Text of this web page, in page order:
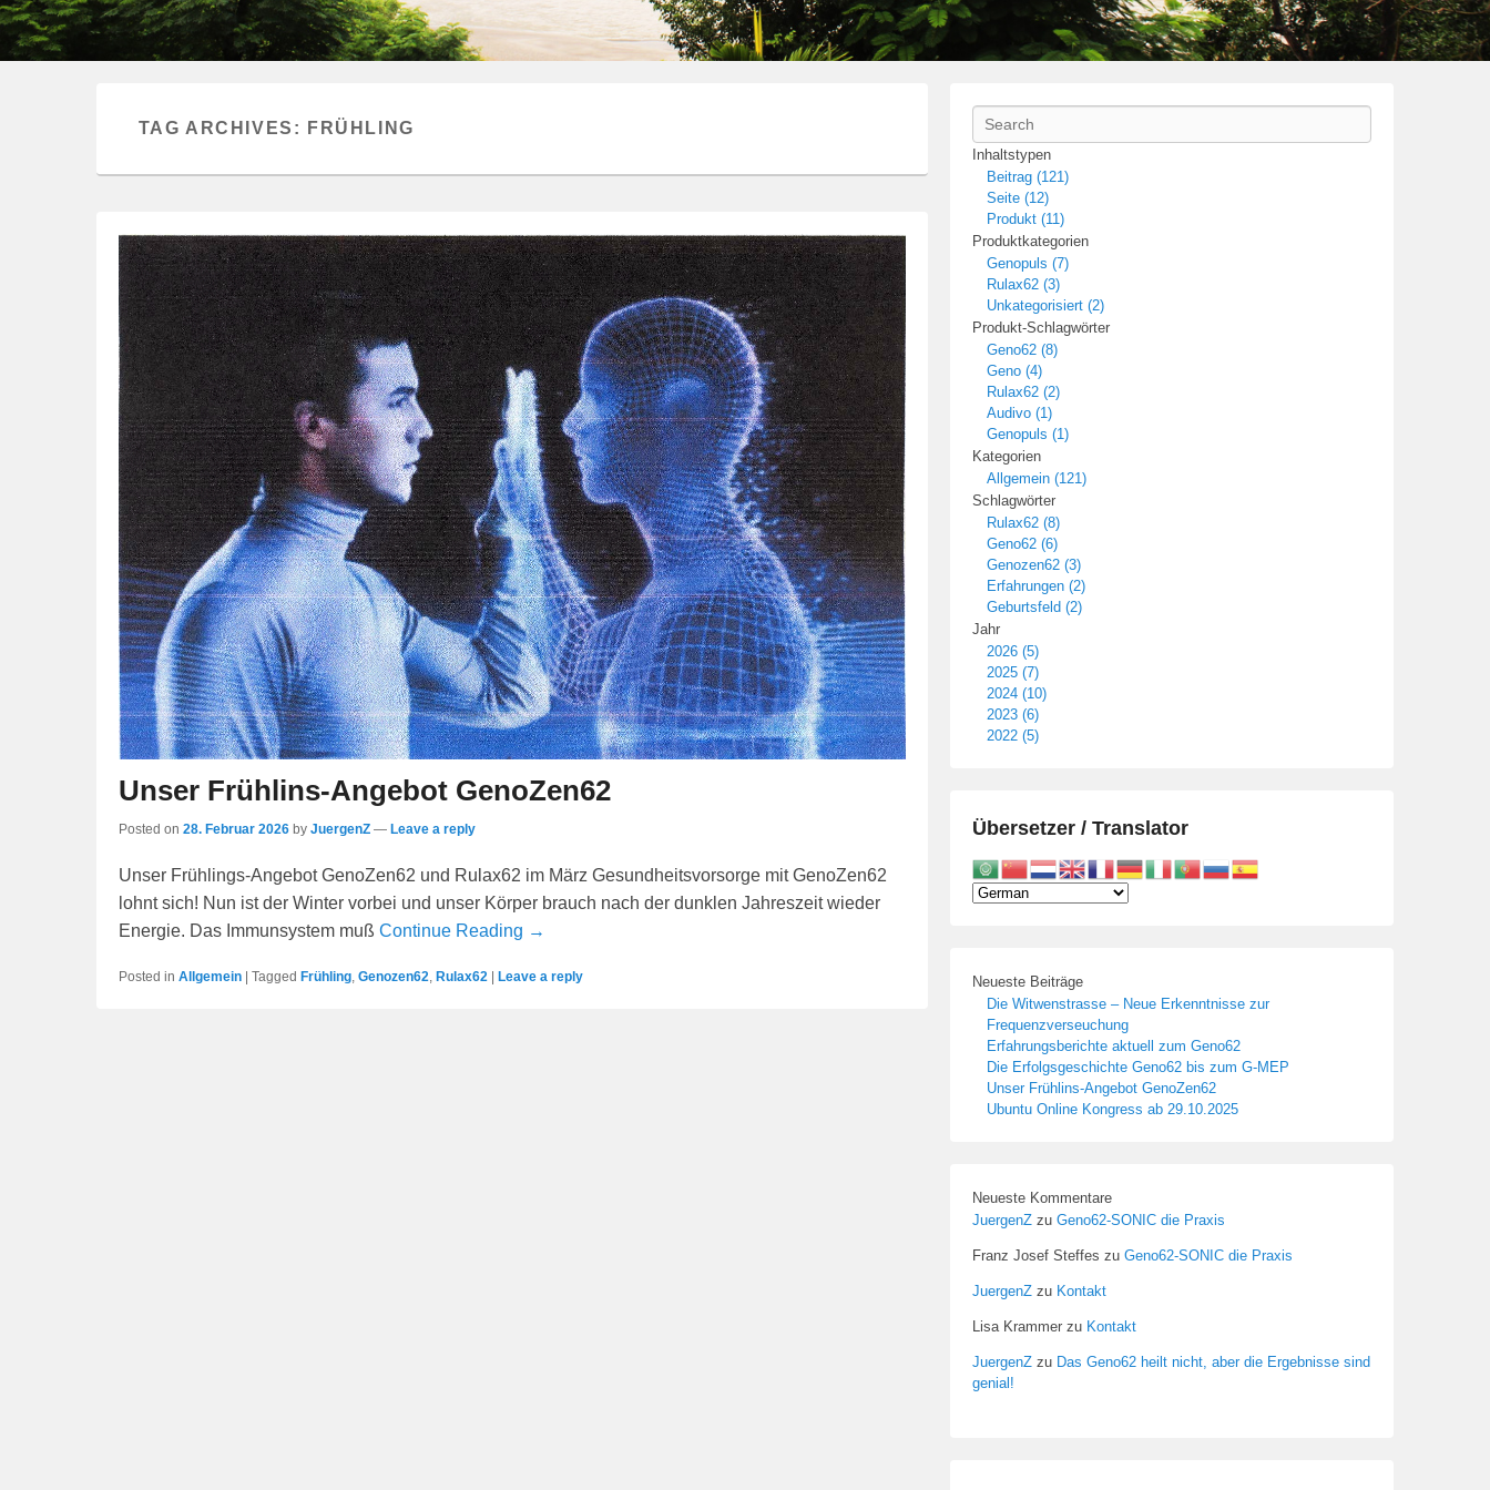
TAG ARCHIVES: FRÜHLING
Unser Frühlins-Angebot GenoZen62
Posted on 28. Februar 2026 by JuergenZ — Leave a reply
Unser Frühlings-Angebot GenoZen62 und Rulax62 im März Gesundheitsvorsorge mit GenoZen62
lohnt sich! Nun ist der Winter vorbei und unser Körper brauch nach der dunklen Jahreszeit wieder
Energie. Das Immunsystem muß Continue Reading →
Posted in Allgemein | Tagged Frühling Genozen62 Rulax62 | Leave a reply
Search
Inhaltstypen
Beitrag (121)
Seite (12)
Produkt (11)
Produktkategorien
Genopuls (7)
Rulax62 (3)
Unkategorisiert (2)
Produkt-Schlagwörter
Geno62 (8)
Geno (4)
Rulax62 (2)
Audivo (1)
Genopuls (1)
Kategorien
Allgemein (121)
Schlagwörter
Rulax62 (8)
Geno62 (6)
Genozen62 (3)
Erfahrungen (2)
Geburtsfeld (2)
Jahr
2026 (5)
2025 (7)
2024 (10)
2023 (6)
2022 (5)
Übersetzer / Translator
Neueste Beiträge
Die Witwenstrasse – Neue Erkenntnisse zur
Frequenzverseuchung
Erfahrungsberichte aktuell zum Geno62
Die Erfolgsgeschichte Geno62 bis zum G-MEP
Unser Frühlins-Angebot GenoZen62
Ubuntu Online Kongress ab 29.10.2025
Neueste Kommentare
JuergenZ zu Geno62-SONIC die Praxis
Franz Josef Steffes zu Geno62-SONIC die Praxis
JuergenZ zu Kontakt
Lisa Krammer zu Kontakt
JuergenZ zu Das Geno62 heilt nicht, aber die Ergebnisse sind
genial!